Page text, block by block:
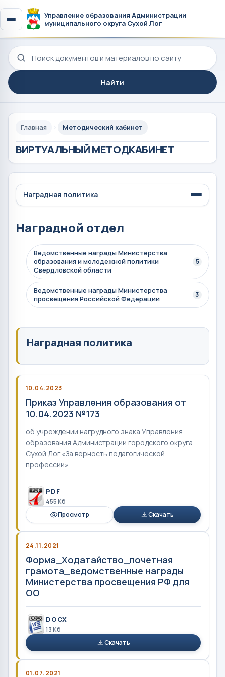
Управление образования Администрации
муниципального округа Сухой Лог
Поиск по сайту
Найти
Главная Методический кабинет
ВИРТУАЛЬНЫЙ МЕТОДКАБИНЕТ
Наградная политика
Наградной отдел
Ведомственные награды Министерства
образования и молодежной политики
Свердловской области
5
Ведомственные награды Министерства
просвещения Российской Федерации
3
Наградная политика
10.04.2023
Приказ Управления образования от
10.04.2023 №173
об учреждении нагрудного знака Управления
образования Администрации городского округа
Сухой Лог «За верность педагогической
профессии»
PDF
455 Кб
Просмотр
Скачать
24.11.2021
Форма_Ходатайство_почетная
грамота_ведомственные награды
Министерства просвещения РФ для
ОО
DOCX
13 Кб
Скачать
01.07.2021